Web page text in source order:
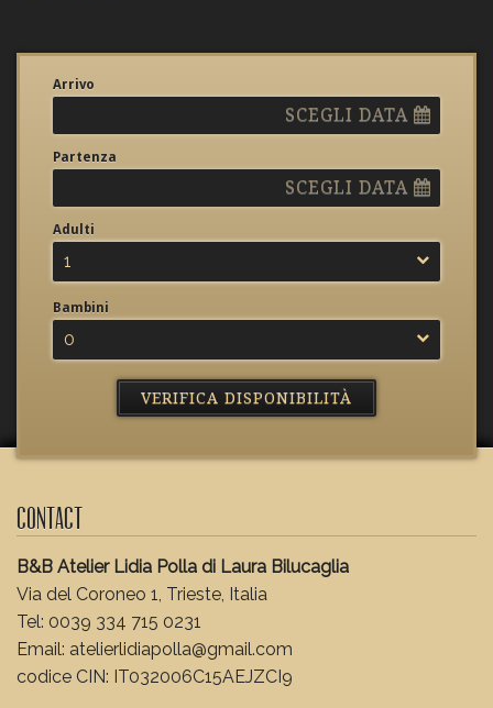
Arrivo
SCEGLI DATA
Partenza
SCEGLI DATA
Adulti
1
Bambini
0
Contact
B&B Atelier Lidia Polla di Laura Bilucaglia
Via del Coroneo 1, Trieste, Italia
Tel: 0039 334 715 0231
Email: atelierlidiapolla@gmail.com
codice CIN: IT032006C15AEJZCI9